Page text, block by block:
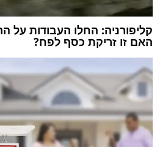
קליפורניה: החלו העבודות על
האם זו זריקת כסף לפח?